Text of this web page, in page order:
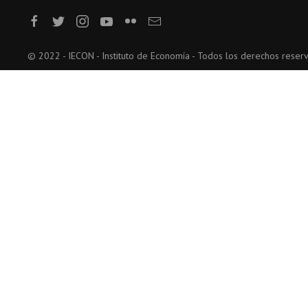
© 2022 - IECON - Instituto de Economía - Todos los derechos